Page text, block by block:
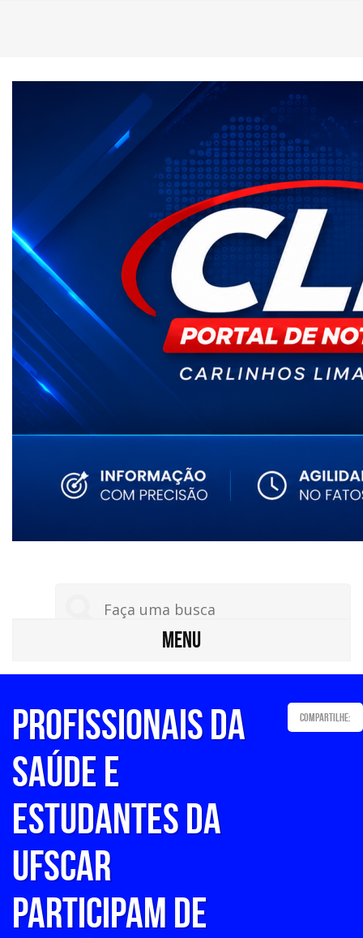
MENU
PROFISSIONAIS DA
SAÚDE E
ESTUDANTES DA
UFSCAR
PARTICIPAM DE
Compartilhe: